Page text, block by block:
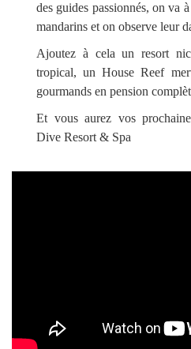
des guides passionnés, on va
mandarins et on observe leur
Ajoutez à cela un resort
tropical, un House Reef
gourmands en pension
Et vous aurez vos
Dive Resort & Spa